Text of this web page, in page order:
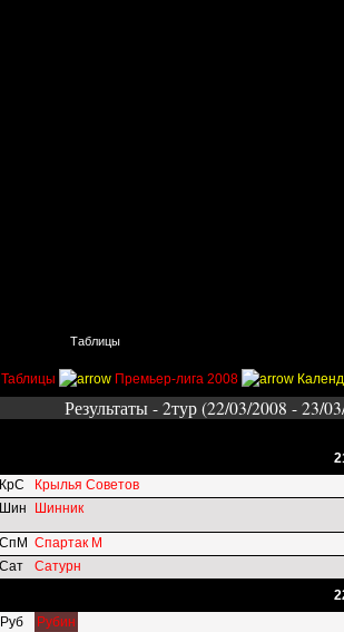
Таблицы
Таблицы Премьер-лига 2008
Результаты - 2тур (22/03/2008 - 23/
Крылья Советов
Шинник
Спартак М
Сатурн
Рубин